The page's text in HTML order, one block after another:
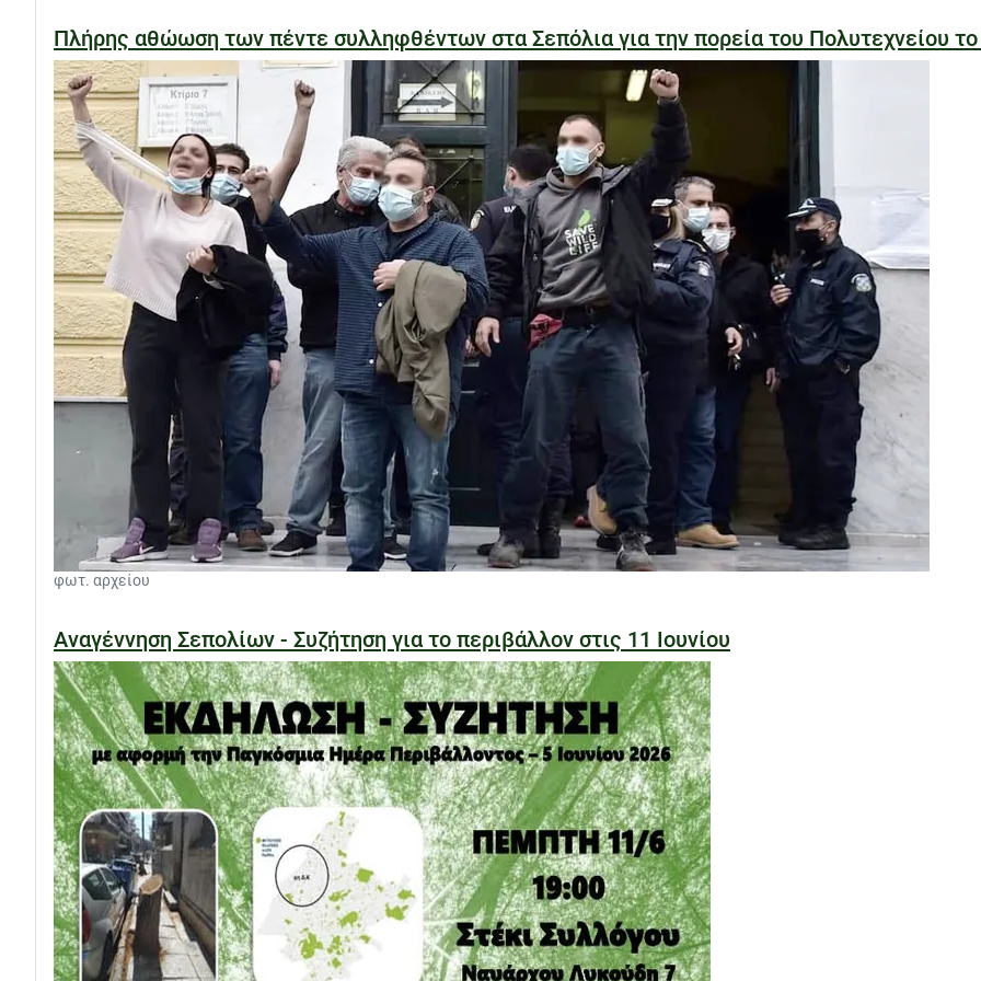
Πλήρης αθώωση των πέντε συλληφθέντων στα Σεπόλια για την πορεία του Πολυτεχνείου
φωτ. αρχείου
Αναγέννηση Σεπολίων - Συζήτηση για το περιβάλλον στις 11 Ιουνίου